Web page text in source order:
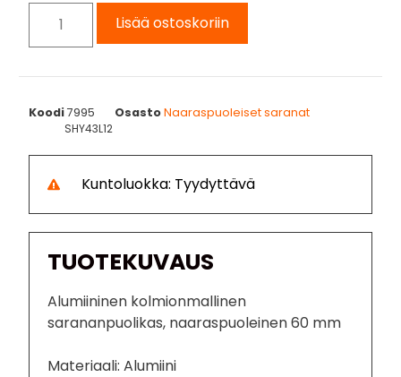
Lisää ostoskoriin
Koodi7995 OsastoNaaraspuoleiset saranat
SHY43L12
Kuntoluokka: Tyydyttävä
TUOTEKUVAUS
Alumiininen kolmionmallinen
sarananpuolikas, naaraspuoleinen 60 mm
Materiaali: Alumiini